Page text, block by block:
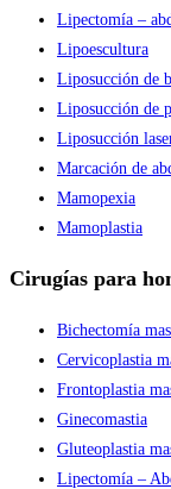
Lipectomía –
Lipoescultura
Liposucción de
Liposucción de
Liposucción
Marcación de
Mamopexia
Mamoplastia
Cirugías para
Bichectomía
Cervicoplastia
Frontoplastia
Ginecomastia
Gluteoplastia
Lipectomía –